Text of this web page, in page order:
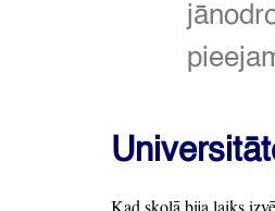
Kad skolā bija laiks